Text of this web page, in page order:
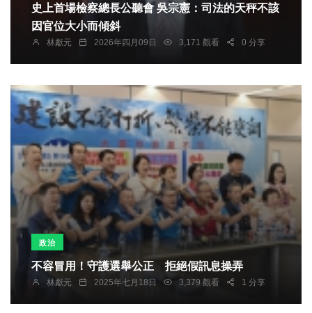
史上首場檢察總長公聽會 吳宗憲：司法的天秤不該
因官位大小而傾斜
林獻元 2026年四月09日 3,171 觀看 0 分享
政治
不容冒用！守護選舉公正 拒絕假訊息操弄
林獻元 2025年七月18日 3,379 觀看 1 分享